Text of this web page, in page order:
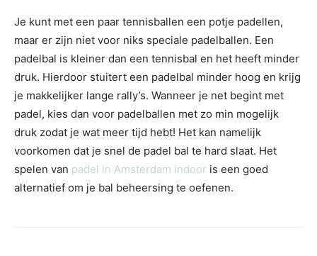
Je kunt met een paar tennisballen een potje padellen,
maar er zijn niet voor niks speciale padelballen. Een
padelbal is kleiner dan een tennisbal en het heeft minder
druk. Hierdoor stuitert een padelbal minder hoog en krijg
je makkelijker lange rally’s. Wanneer je net begint met
padel, kies dan voor padelballen met zo min mogelijk
druk zodat je wat meer tijd hebt! Het kan namelijk
voorkomen dat je snel de padel bal te hard slaat. Het
spelen van padel in Amsterdam indoor is een goed
alternatief om je bal beheersing te oefenen.